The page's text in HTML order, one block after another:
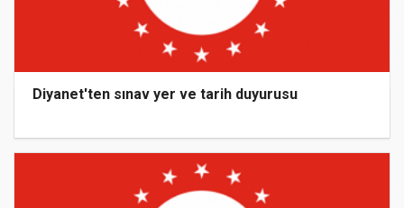
Diyanet'ten sınav yer ve tarih duyurusu